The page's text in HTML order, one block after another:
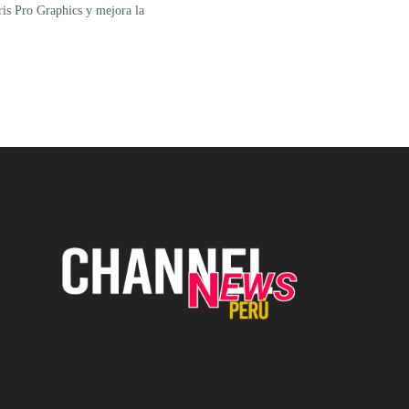
Pro Graphics y mejora la